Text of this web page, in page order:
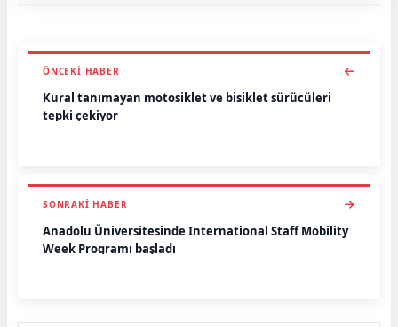
ÖNCEKI HABER
Kural tanımayan motosiklet ve bisiklet sürücüleri
tepki çekiyor
SONRAKI HABER
Anadolu Üniversitesinde International Staff Mobility
Week Programı başladı